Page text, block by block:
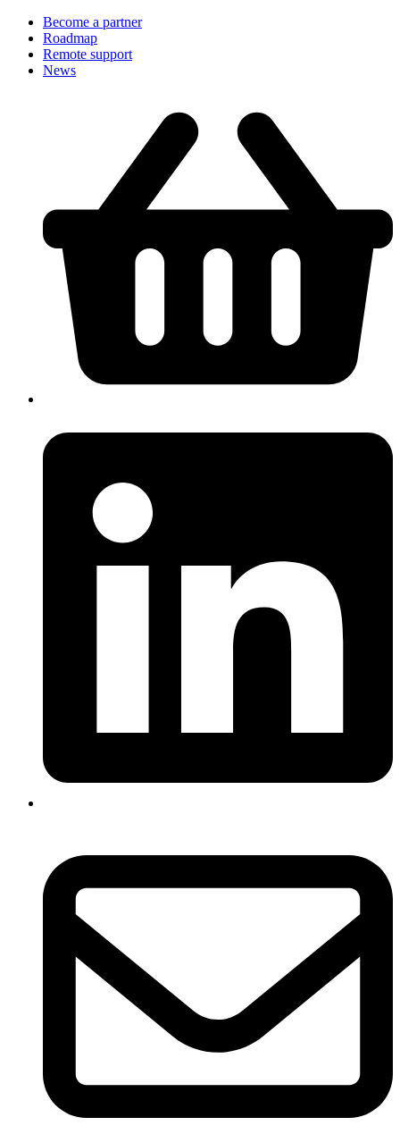
Become a partner
Roadmap
Remote support
News